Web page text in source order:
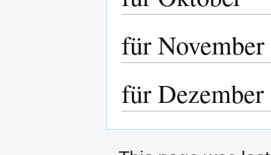
für November
für Dezember